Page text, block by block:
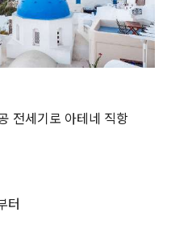
전세기로 아테네 직항
터